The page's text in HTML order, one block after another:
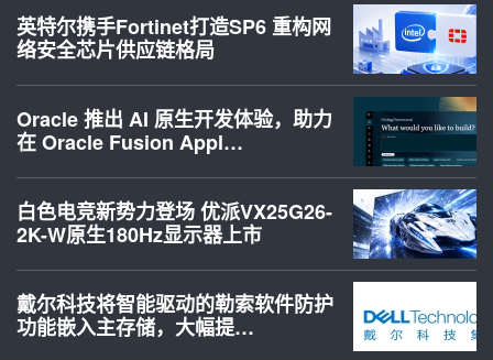
英特尔携手Fortinet打造SP6 重构网
络安全芯片供应链格局
Oracle 推出 AI 原生开发体验，助力
在 Oracle Fusion Appl…
白色电竞新势力登场 优派VX25G26-
2K-W原生180Hz显示器上市
戴尔科技将智能驱动的勒索软件防护
功能嵌入主存储，大幅提…